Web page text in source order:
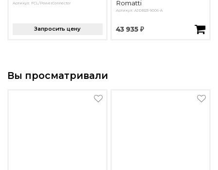
Артикул: FCL/PowerConnector
Запросить цену
Romatti
Артикул: AJDB23-9006-A
43 935 ₽
Вы просматривали